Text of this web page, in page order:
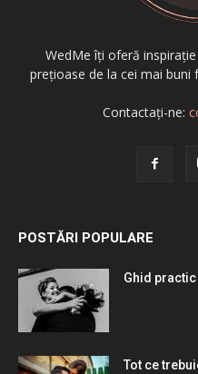
WedMe îți oferă
prețioase de la cei mai buni
Contactați-ne:
POSTĂRI POPULARE
Ghid
Tot ce